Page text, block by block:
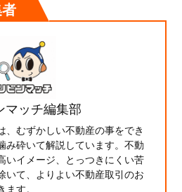
マッチ編集部
、むずかしい不動産の事をでき
み砕いて解説しています。不動
いイメージ、とっつきにくい苦
いて、よりよい不動産取引のお
す。